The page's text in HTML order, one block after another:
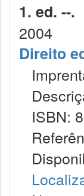
1. ed. --.
2004
Direito
ISBN: